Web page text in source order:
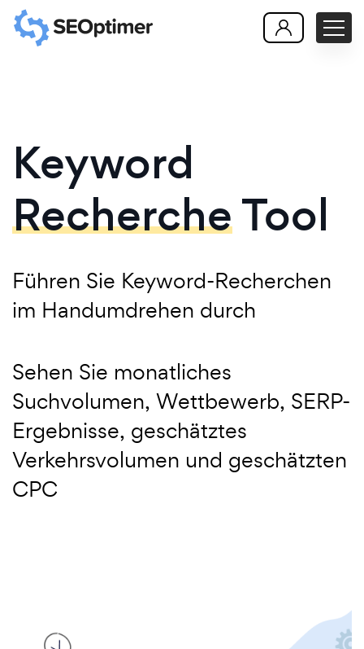
Keyword
RechercheTool
Führen Sie Keyword-Recherchen
im Handumdrehen durch
Sehen Sie monatliches
Suchvolumen, Wettbewerb, SERP-
Ergebnisse, geschätztes
Verkehrsvolumen und geschätzten
CPC